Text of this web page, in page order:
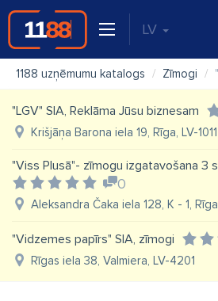
LV
1188 uzņēmumu katalogs Zīmogi
"LGV" SIA, Reklāma Jūsu biznesam
Krišjāņa Barona iela 19, Rīga, LV-1011
"Viss Plusā"- zīmogu izgatavošana 3
0
Aleksandra Čaka iela 128, K - 1,
"Vidzemes papīrs" SIA, zīmogi
Rīgas iela 38, Valmiera, LV-4201